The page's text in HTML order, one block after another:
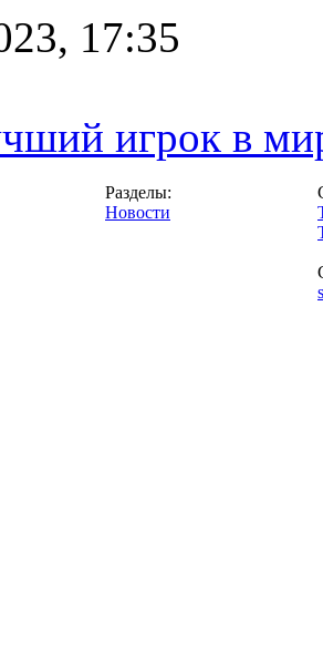
17:35
игрок в
Разделы:
Новости